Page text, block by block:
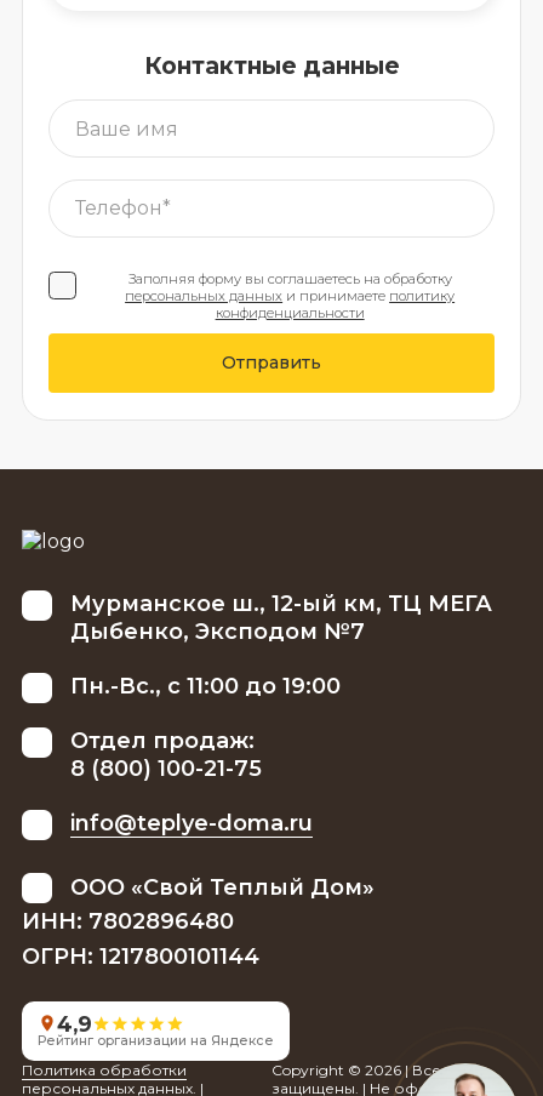
Контактные данные
Заполняя форму вы соглашаетесь на обработку
персональных данных и принимаете политику
конфиденциальности
Отправить
Мурманское ш., 12-ый км, ТЦ МЕГА
Дыбенко, Эксподом №7
Пн.-Вс., с 11:00 до 19:00
Отдел продаж:
8 (800) 100-21-75
info@teplye-doma.ru
ООО «Свой Теплый Дом»
ИНН: 7802896480
ОГРН: 1217800101144
4,9
Рейтинг организации на Яндексе
Copyright © 2026 | Все права
защищены. | Не оферта.
Политика обработки
персональных данных. |